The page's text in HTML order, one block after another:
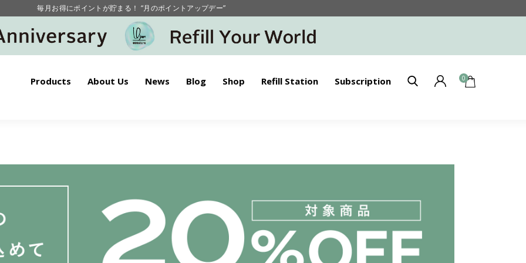
毎月お得にポイントが貯まる！ “月のポイントアップデー”
【重要】お盆期間中のお問い合わせと商品配送に関しまして
毎月お得にポイントが貯まる！ “月のポイントアップデー”
Products About Us News Blog Shop Refill Station Subscription 0